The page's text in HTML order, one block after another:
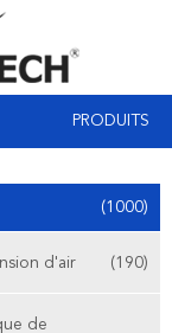
PRODUITS
(1000)
d'air (190)
de